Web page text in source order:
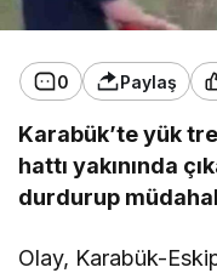
0 Paylaş
Karabük’te yük
hattı yakınında
durdurup
Olay, Karabük-